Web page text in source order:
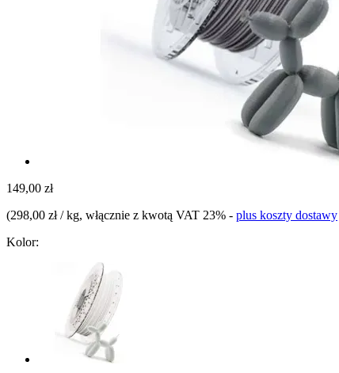
149,00 zł
(298,00 zł / kg, włącznie z kwotą VAT 23% - plus koszty dostawy
Kolor: